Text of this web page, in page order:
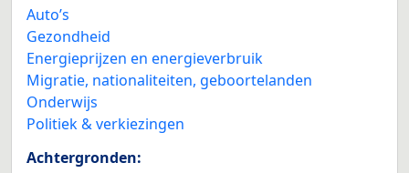
Auto’s
Gezondheid
Energieprijzen en energieverbruik
Migratie, nationaliteiten, geboortelanden
Onderwijs
Politiek & verkiezingen
Achtergronden: